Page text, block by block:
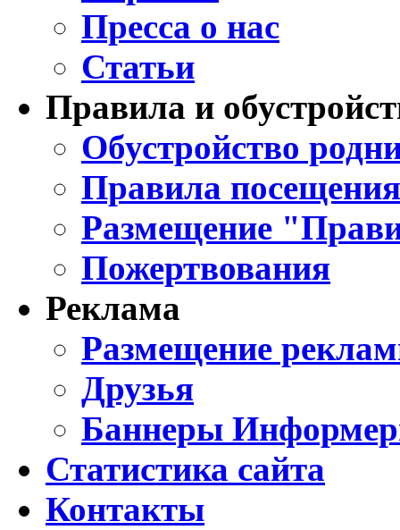
Пресса о нас
Статьи
Правила и
Обустройство
Правила
Размещение
Пожертвования
Реклама
Размещение
Друзья
Баннеры
Статистика сайта
Контакты